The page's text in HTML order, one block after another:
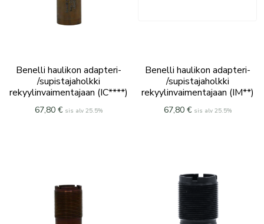
Benelli haulikon adapteri-
/supistajaholkki
rekyylinvaimentajaan (IC****)
67,80€ sis alv 25.5%
Benelli haulikon adapteri-
/supistajaholkki
rekyylinvaimentajaan (IM**)
67,80 € sis alv 25.5%